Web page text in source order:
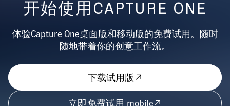
开始使用CAPTURE ONE
体验Capture One桌面版和移动版的免费试用。随时
随地带着你的创意工作流。
下载试用版
立即免费试用 mobile